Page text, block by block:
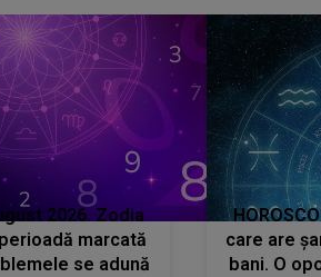
2026. Zodia
marcată
se adună
care are
bani. O